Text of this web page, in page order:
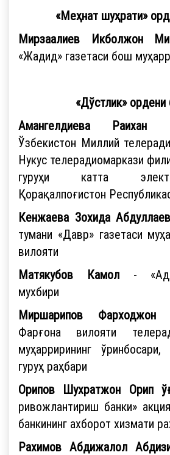
«Меҳнат шуҳрати»
Мирзаалиев Икболжон
«Жадид» газетаси бош
«Дўстлик» ордени
Амангелдиева Раихан
Ўзбекистон Миллий
Нукус телерадиомаркази
гуруҳи катта
Қорақалпоғистон
Кенжаева Зохида
тумани «Давр» газетаси
вилояти
Матякубов Камол-
мухбири
Миршарипов Фарходжон
Фарғона вилояти
муҳаррирининг
гуруҳ раҳбари
Орипов Шухратжон Орип
ривожлантириш банки»
банкининг ахборот хизмати
Рахимов Абдижалол